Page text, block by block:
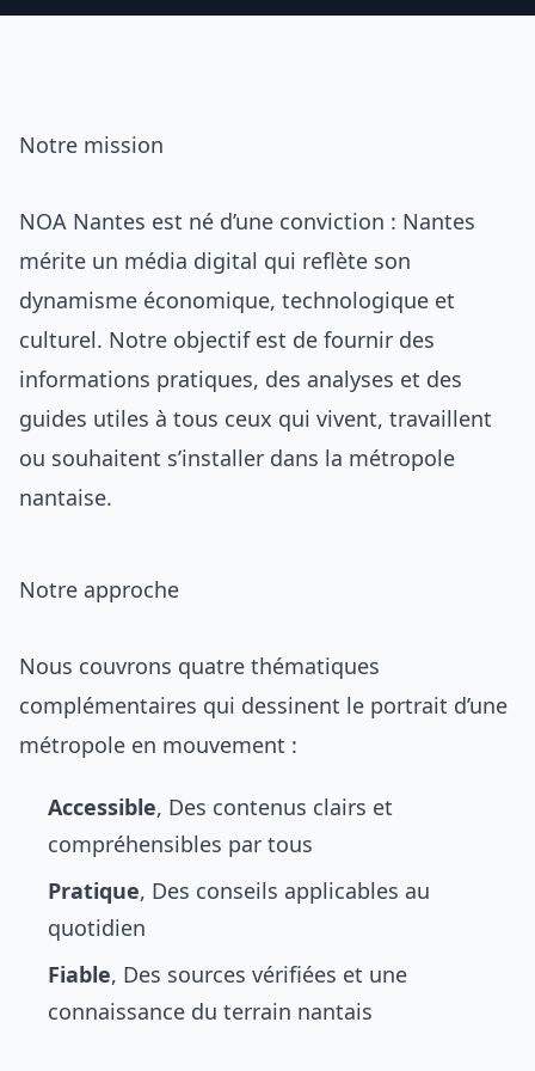
Notre mission
NOA Nantes est né d’une conviction : Nantes
mérite un média digital qui reflète son
dynamisme économique, technologique et
culturel. Notre objectif est de fournir des
informations pratiques, des analyses et des
guides utiles à tous ceux qui vivent, travaillent
ou souhaitent s’installer dans la métropole
nantaise.
Notre approche
Nous couvrons quatre thématiques
complémentaires qui dessinent le portrait d’une
métropole en mouvement :
Accessible, Des contenus clairs et
compréhensibles par tous
Pratique, Des conseils applicables au
quotidien
Fiable, Des sources vérifiées et une
connaissance du terrain nantais